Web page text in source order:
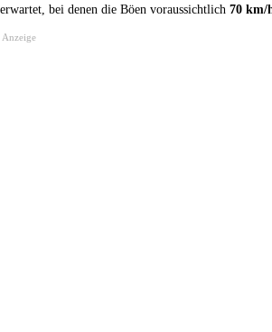
erwartet, bei denen die Böen voraussichtlich 70 km/
Anzeige